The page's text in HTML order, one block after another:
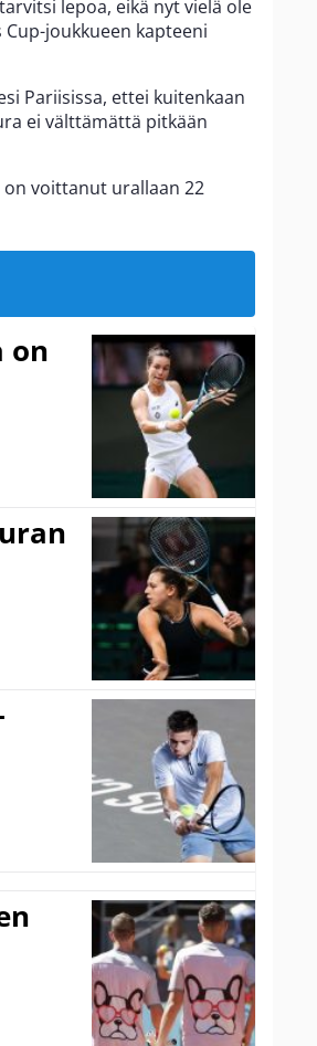
lepoa, eikä nyt vielä ole
joukkueen kapteeni
Pariisissa, ettei kuitenkaan
ei välttämättä pitkään
on voittanut urallaan 22
on